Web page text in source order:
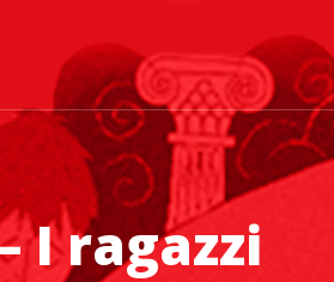
I ragazzi